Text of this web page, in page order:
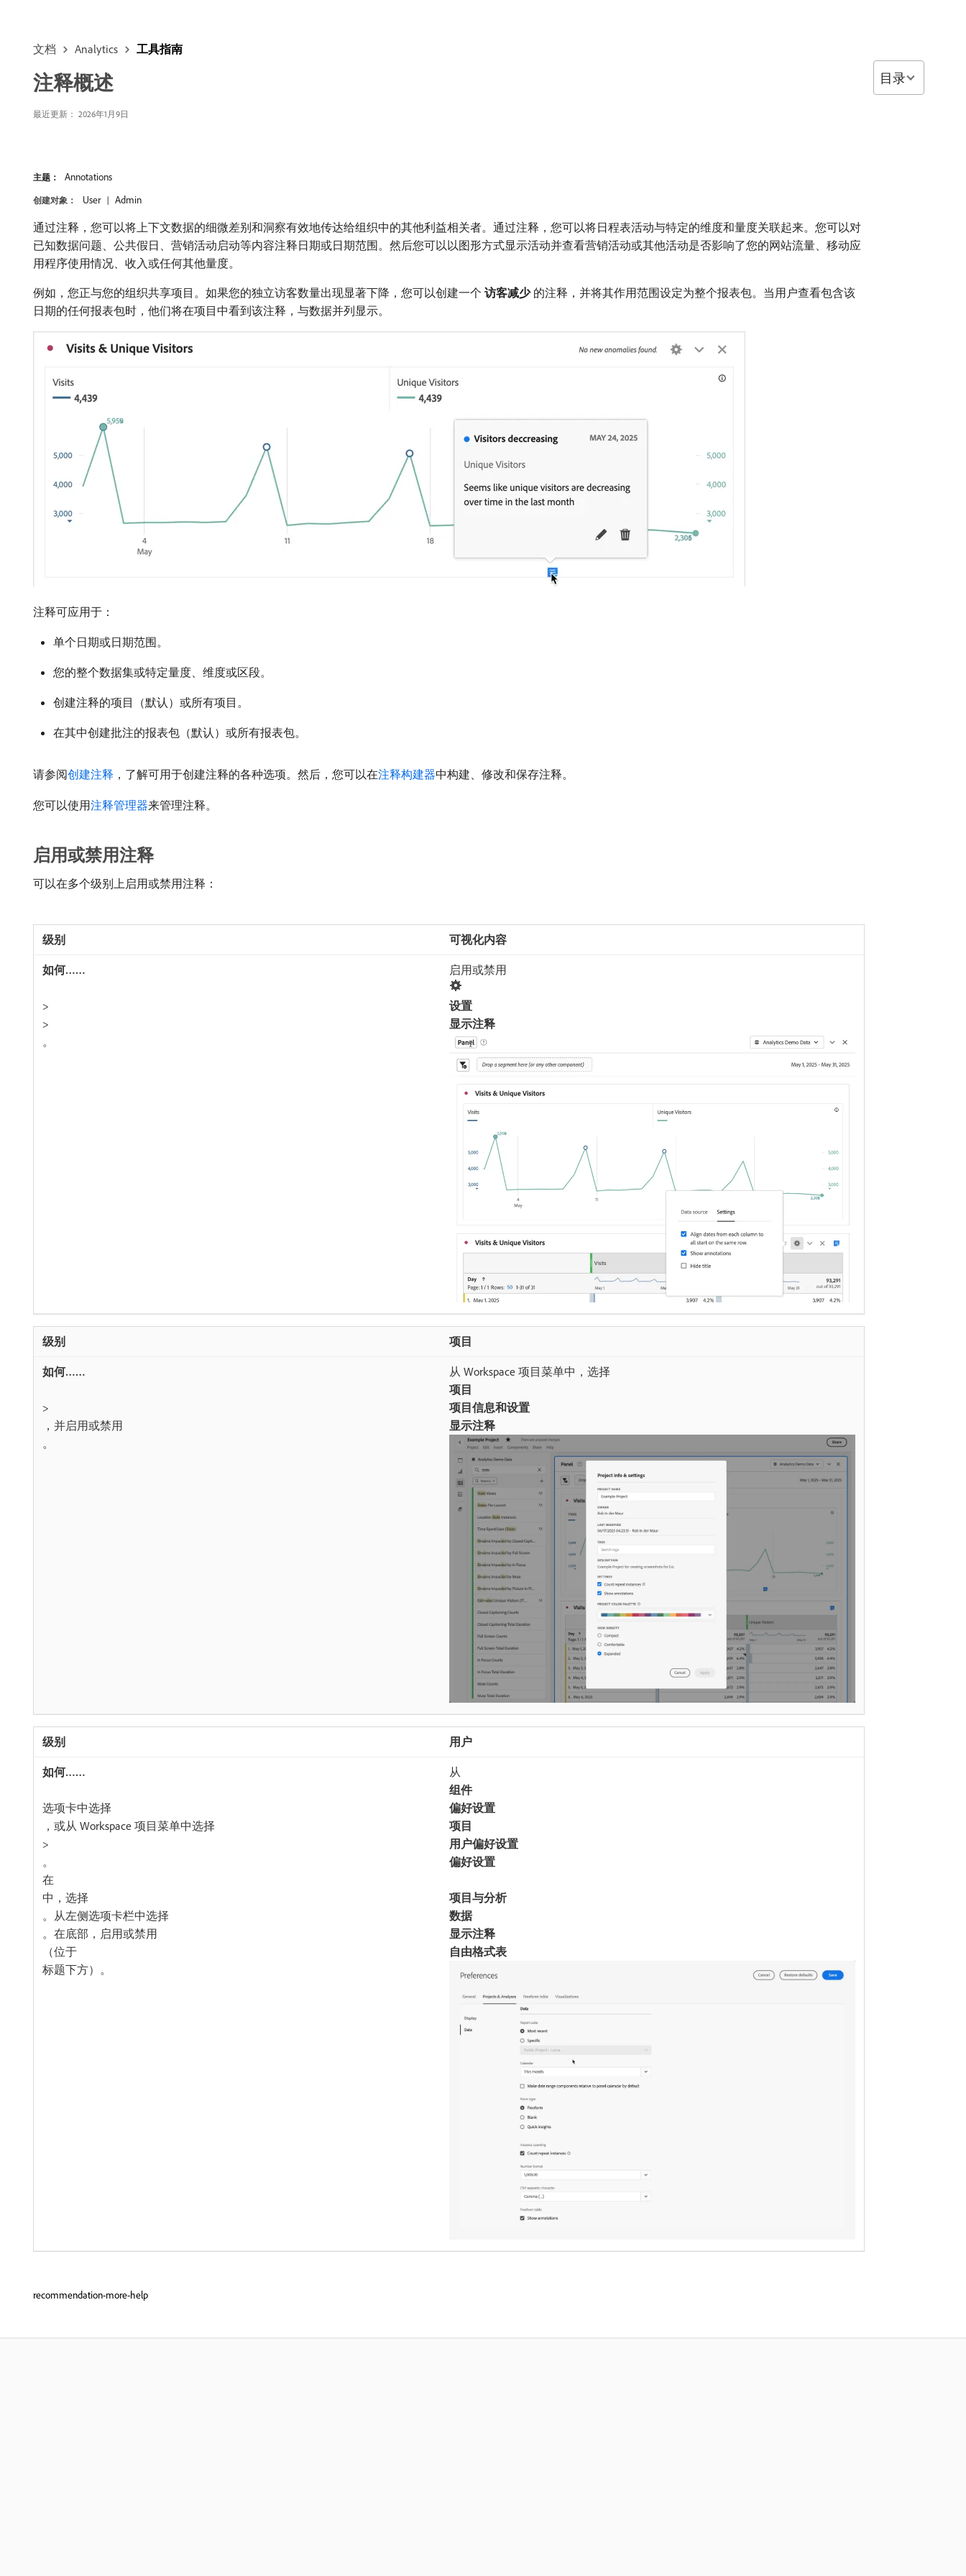
文档 Analytics 工具指南
注释概述
最近更新： 2026年1月9日
主题： Annotations
创建对象： User Admin
通过注释，您可以将上下文数据的细微差别和洞察有效地传达给组织中的其他利益相关者。通过注释，您可以将日程表活动与特定的维度和量度关联起来。您可以对
已知数据问题、公共假日、营销活动启动等内容注释日期或日期范围。然后您可以以图形方式显示活动并查看营销活动或其他活动是否影响了您的网站流量、移动应
用程序使用情况、收入或任何其他量度。
例如，您正与您的组织共享项目。如果您的独立访客数量出现显著下降，您可以创建一个​ 访客减少​的注释，并将其作用范围设定为整个报表包。当用户查看包含该
日期的任何报表包时，他们将在项目中看到该注释，与数据并列显示。
注释可应用于：
单个日期或日期范围。
您的整个数据集或特定量度、维度或区段。
创建注释的项目（默认）或所有项目。
在其中创建批注的报表包（默认）或所有报表包。
请参阅创建注释 ，了解可用于创建注释的各种选项。然后，您可以在注释构建器中构建、修改和保存注释。
您可以使用注释管理器来管理注释。
启用或禁用注释
可以在多个级别上启用或禁用注释：
可视化内容
启用或禁用
>
设置
>
显示注释
。
项目
从 Workspace 项目菜单中，选择​
项目
>
项目信息和设置
，并启用或禁用​
显示注释
。
用户
从​
组件
​选项卡中选择​
偏好设置
，或从 Workspace 项目菜单中选择​
项目
>
用户偏好设置
。
在​
偏好设置
​中，选择​
项目与分析
。从左侧选项卡栏中选择​
数据
。在底部，启用或禁用​
显示注释
（位于​
自由格式表
​标题下方）。
recommendation-more-help
目录